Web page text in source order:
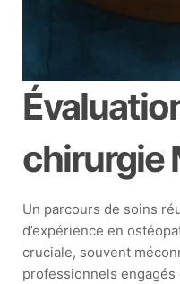
chirurgie
Un parcours de soins
d’expérience en
cruciale, souvent
professionnels